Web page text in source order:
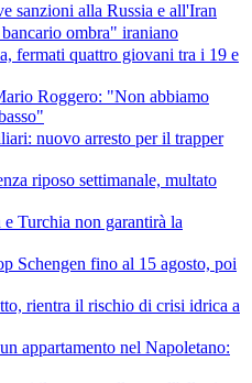
sanzioni alla Russia e all'Iran
ombra" iraniano
fermati quattro giovani tra i 19 e
Roggero: "Non abbiamo
nuovo arresto per il trapper
riposo settimanale, multato
Turchia non garantirà la
Schengen fino al 15 agosto, poi
rientra il rischio di crisi idrica a
appartamento nel Napoletano: